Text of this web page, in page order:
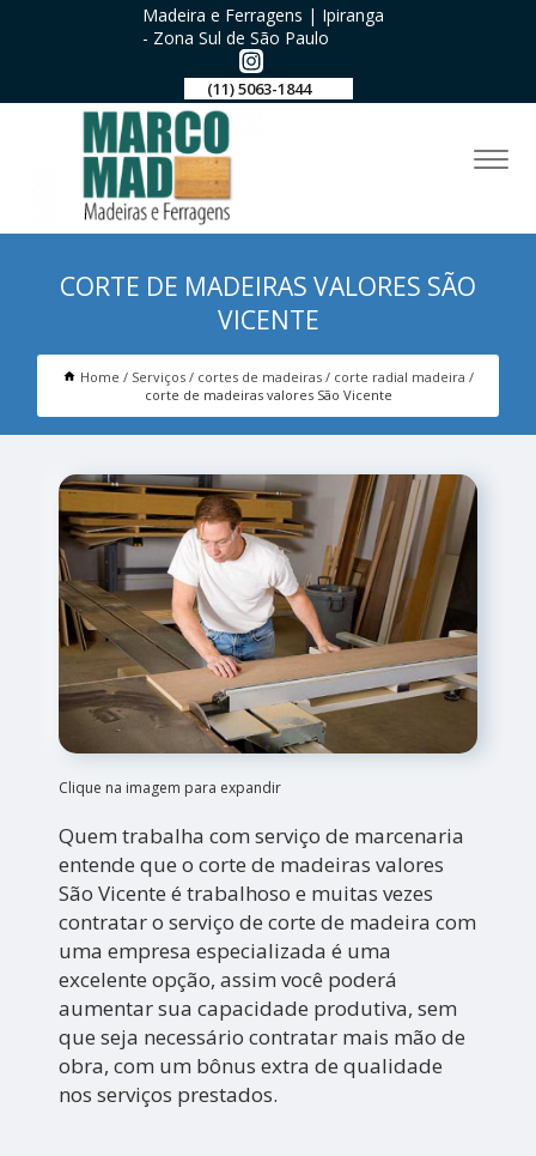
Madeira e Ferragens | Ipiranga
- Zona Sul de São Paulo
(11) 5063-1844
CORTE DE MADEIRAS VALORES SÃO
VICENTE
Home Serviços cortes de madeiras
corte radial madeira
corte de madeiras valores São Vicente
Clique na imagem para expandir
Quem trabalha com serviço de marcenaria
entende que o corte de madeiras valores
São Vicente é trabalhoso e muitas vezes
contratar o serviço de corte de madeira com
uma empresa especializada é uma
excelente opção, assim você poderá
aumentar sua capacidade produtiva, sem
que seja necessário contratar mais mão de
obra, com um bônus extra de qualidade
nos serviços prestados.